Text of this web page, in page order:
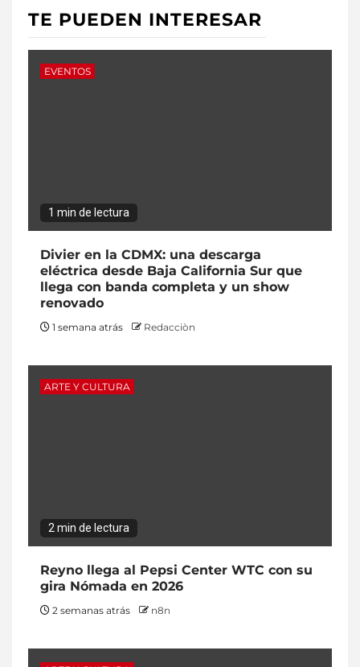
TE PUEDEN INTERESAR
EVENTOS
1 min de lectura
Divier en la CDMX: una descarga
eléctrica desde Baja California Sur que
llega con banda completa y un show
renovado
1 semana atrás Redacciòn
ARTE Y CULTURA
2 min de lectura
Reyno llega al Pepsi Center WTC con su
gira Nómada en 2026
2 semanas atrás n8n